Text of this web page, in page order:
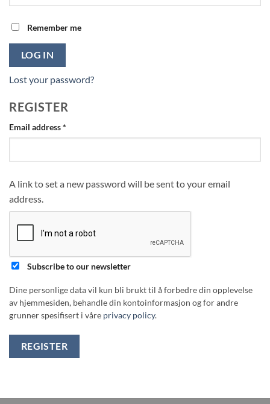
Remember me
LOG IN
Lost your password?
REGISTER
Email address*
A link to set a new password will be sent to your email
address.
Subscribe to our newsletter
Dine personlige data vil kun bli brukt til å forbedre din opplevelse
av hjemmesiden, behandle din kontoinformasjon og for andre
grunner spesifisert i våre privacy policy.
REGISTER